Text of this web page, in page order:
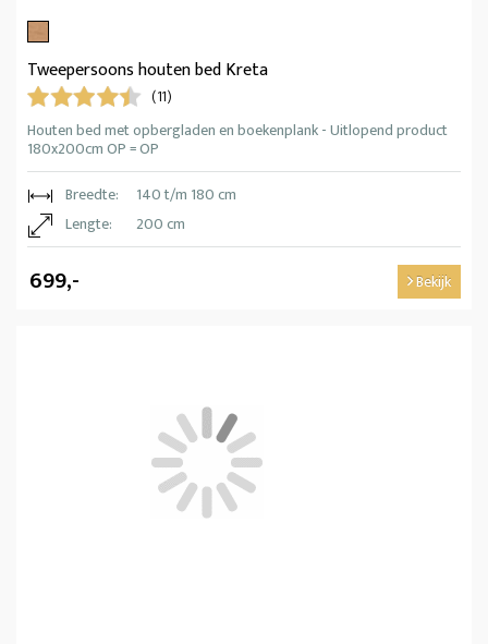
Tweepersoons houten bed Kreta
(11)
Houten bed met opbergladen en boekenplank - Uitlopend product
180x200cm OP = OP
Breedte:
140 t/m 180 cm
Lengte:
200 cm
699,- Bekijk